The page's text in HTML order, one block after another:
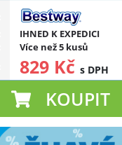
IHNED K EXPEDICI
Více než 5 kusů
829 Kč s DPH
KOUPIT